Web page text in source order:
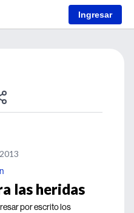
Ingresar
las heridas
por escrito los